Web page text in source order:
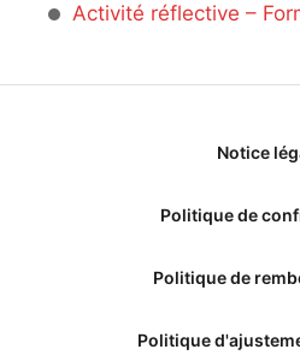
Activité réflective –
Notice
Politique de
Politique de
Politique